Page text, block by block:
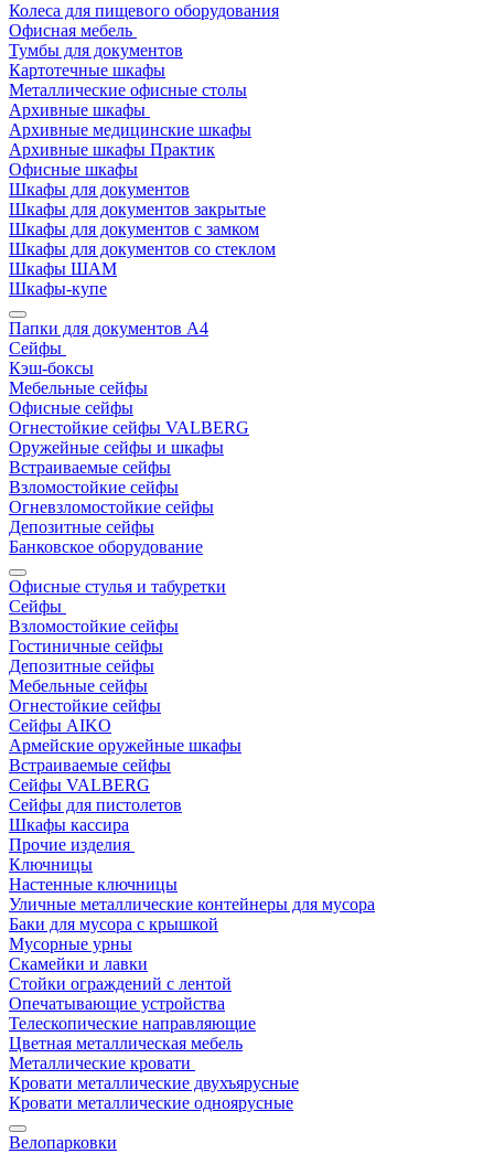
Колеса для пищевого оборудования
Офисная мебель
Тумбы для документов
Картотечные шкафы
Металлические офисные столы
Архивные шкафы
Архивные медицинские шкафы
Архивные шкафы Практик
Офисные шкафы
Шкафы для документов
Шкафы для документов закрытые
Шкафы для документов с замком
Шкафы для документов со стеклом
Шкафы ШАМ
Шкафы-купе
Папки для документов A4
Сейфы
Кэш-боксы
Мебельные сейфы
Офисные сейфы
Огнестойкие сейфы VALBERG
Оружейные сейфы и шкафы
Встраиваемые сейфы
Взломостойкие сейфы
Огневзломостойкие сейфы
Депозитные сейфы
Банковское оборудование
Офисные стулья и табуретки
Сейфы
Взломостойкие сейфы
Гостиничные сейфы
Депозитные сейфы
Мебельные сейфы
Огнестойкие сейфы
Сейфы AIKO
Армейские оружейные шкафы
Встраиваемые сейфы
Сейфы VALBERG
Сейфы для пистолетов
Шкафы кассира
Прочие изделия
Ключницы
Настенные ключницы
Уличные металлические контейнеры для мусора
Баки для мусора с крышкой
Мусорные урны
Скамейки и лавки
Стойки ограждений с лентой
Опечатывающие устройства
Телескопические направляющие
Цветная металлическая мебель
Металлические кровати
Кровати металлические двухъярусные
Кровати металлические одноярусные
Велопарковки